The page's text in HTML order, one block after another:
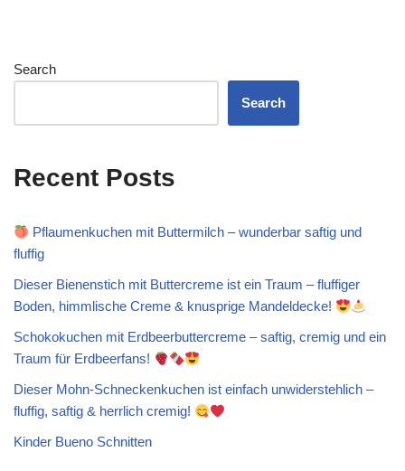
Search
Search
Recent Posts
Pflaumenkuchen mit Buttermilch – wunderbar saftig und
fluffig
Dieser Bienenstich mit Buttercreme ist ein Traum – fluffiger
Boden, himmlische Creme & knusprige Mandeldecke!
Schokokuchen mit Erdbeerbuttercreme – saftig, cremig und ein
Traum für Erdbeerfans!
Dieser Mohn-Schneckenkuchen ist einfach unwiderstehlich –
fluffig, saftig & herrlich cremig!
Kinder Bueno Schnitten